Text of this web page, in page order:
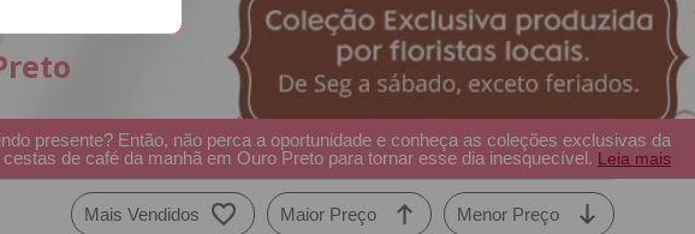
presente? Então, não perca a oportunidade e conheça as coleções exclusivas da
de café da manhã em Ouro Preto para tornar esse dia inesquecível. Leia mais
Menor Preço
Maior Preço
Mais Vendidos